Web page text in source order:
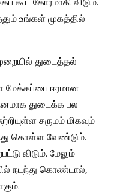
கூட கோரமாகி விடும்.
உங்கள் முகத்தில்
துடைத்தல்
ஈரமான
துடைக்க பல
சருமம் மிகவும்
கொள்ள வேண்டும்.
விடும். மேலும்
நடந்து கொண்டால்,